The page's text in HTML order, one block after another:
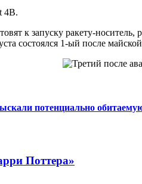
4B.
к запуску ракету-
состоялся 1-ый после
потенциально
Поттера»